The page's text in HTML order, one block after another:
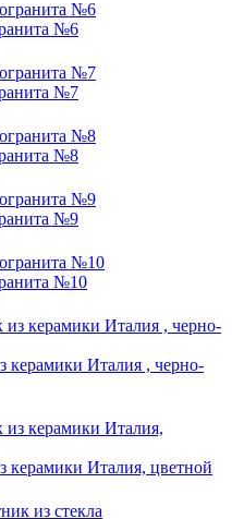
№6
№7
№8
№9
№10
керамики Италия , черно-
керамики Италия, цветной